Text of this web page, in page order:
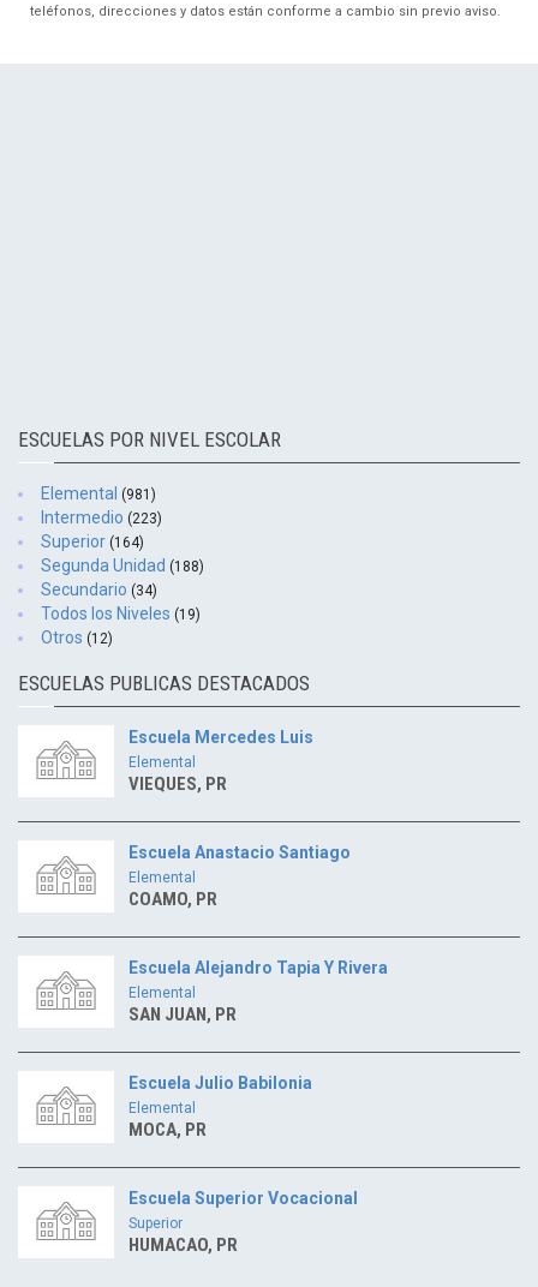
teléfonos, direcciones y datos están conforme a cambio sin previo aviso.
ESCUELAS POR NIVEL ESCOLAR
Elemental (981)
Intermedio (223)
Superior (164)
Segunda Unidad (188)
Secundario (34)
Todos los Niveles (19)
Otros (12)
ESCUELAS PUBLICAS DESTACADOS
Escuela Mercedes Luis
Elemental
VIEQUES, PR
Escuela Anastacio Santiago
Elemental
COAMO, PR
Escuela Alejandro Tapia Y Rivera
Elemental
SAN JUAN, PR
Escuela Julio Babilonia
Elemental
MOCA, PR
Escuela Superior Vocacional
Superior
HUMACAO, PR